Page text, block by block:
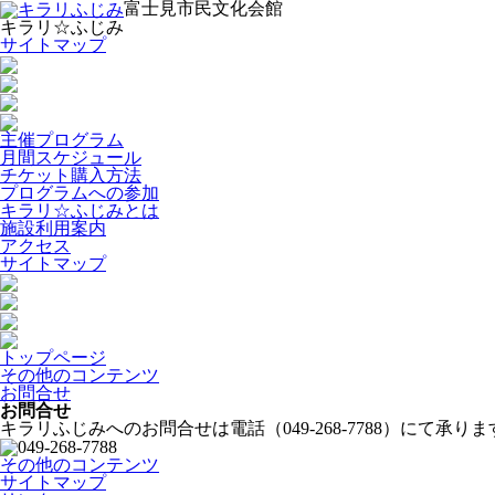
富士見市民文化会館
キラリ☆ふじみ
サイトマップ
主催プログラム
月間スケジュール
チケット購入方法
プログラムへの参加
キラリ☆ふじみとは
施設利用案内
アクセス
サイトマップ
トップページ
その他のコンテンツ
お問合せ
お問合せ
キラリふじみへのお問合せは電話（049-268-7788）にて承りま
その他のコンテンツ
サイトマップ